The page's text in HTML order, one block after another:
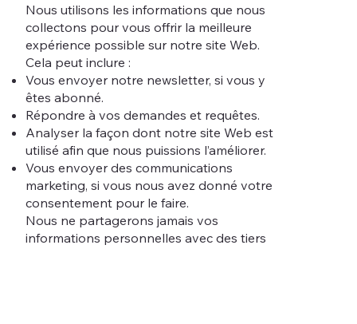
Nous utilisons les informations que nous
collectons pour vous offrir la meilleure
expérience possible sur notre site Web.
Cela peut inclure :
Vous envoyer notre newsletter, si vous y
êtes abonné.
Répondre à vos demandes et requêtes.
Analyser la façon dont notre site Web est
utilisé afin que nous puissions l’améliorer.
Vous envoyer des communications
marketing, si vous nous avez donné votre
consentement pour le faire.
Nous ne partagerons jamais vos
informations personnelles avec des tiers